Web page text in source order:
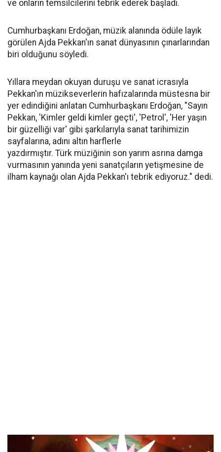
ve onların temsilcilerini tebrik ederek başladı.
Cumhurbaşkanı Erdoğan, müzik alanında ödüle layık
görülen Ajda Pekkan'ın sanat dünyasının çınarlarından
biri olduğunu söyledi.
Yıllara meydan okuyan duruşu ve sanat icrasıyla
Pekkan'ın müzikseverlerin hafızalarında müstesna bir
yer edindiğini anlatan Cumhurbaşkanı Erdoğan, "Sayın
Pekkan, 'Kimler geldi kimler geçti', 'Petrol', 'Her yaşın
bir güzelliği var' gibi şarkılarıyla sanat tarihimizin
sayfalarına, adını altın harflerle
yazdırmıştır. Türk müziğinin son yarım asrına damga
vurmasının yanında yeni sanatçıların yetişmesine de
ilham kaynağı olan Ajda Pekkan'ı tebrik ediyoruz." dedi.